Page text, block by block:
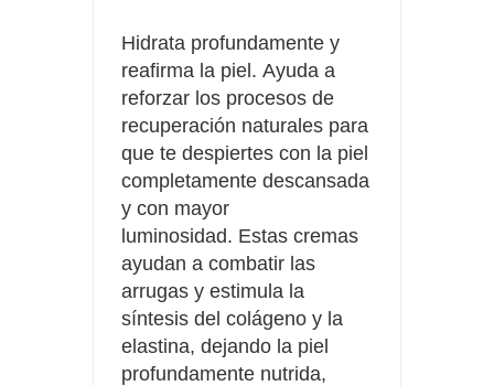
Hidrata profundamente y
reafirma la piel. Ayuda a
reforzar los procesos de
recuperación naturales para
que te despiertes con la piel
completamente descansada
y con mayor
luminosidad. Estas cremas
ayudan a combatir las
arrugas y estimula la
síntesis del colágeno y la
elastina, dejando la piel
profundamente nutrida,